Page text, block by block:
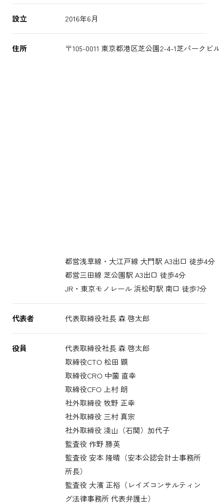
設立 2016年6月
住所 〒105-0011 東京都港区芝公園2-4-1芝パークビ
都営浅草線・大江戸線 大門駅 A3出口 徒歩4分
都営三田線 芝公園駅 A3出口 徒歩4分
JR・東京モノレール 浜松町駅 南口 徒歩7分
代表者 代表取締役社長 森 啓太郎
役員
代表取締役社長 森 啓太郎
取締役CTO 松田 顕
取締役CRO 中薗 直幸
取締役CFO 上村 朗
社外取締役 牧野 正幸
社外取締役 三村 真宗
社外取締役 淺山（石関）加代子
監査役 作野 勝英
監査役 安本 隆晴（安本公認会計士事務所
所長）
監査役 大濱 正裕（レイズコンサルティン
グ法律事務所 代表弁護士）